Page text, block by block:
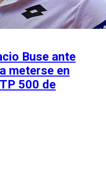
Buse ante
meterse en
500 de